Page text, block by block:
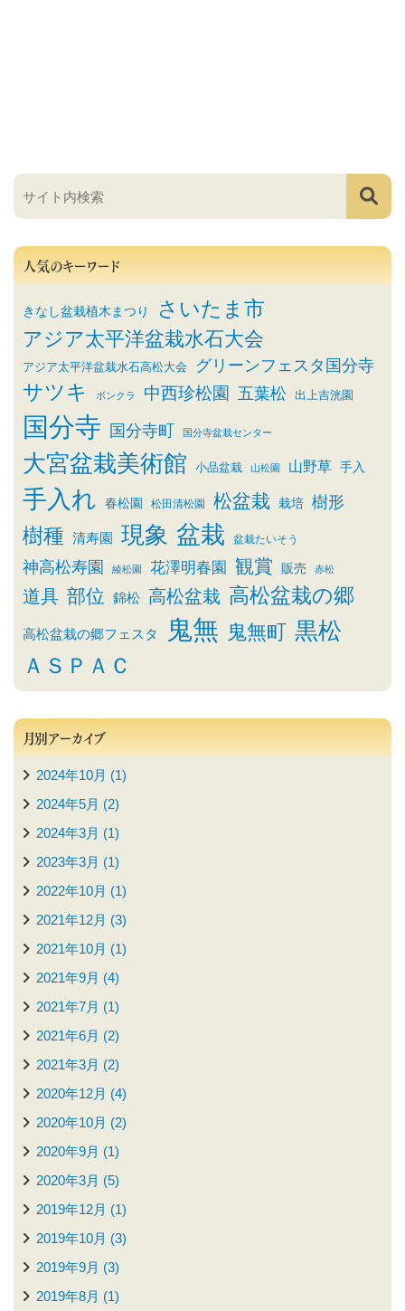
人気のキーワード
きなし盆栽植木まつり さいたま市
アジア太平洋盆栽水石大会
アジア太平洋盆栽水石高松大会 グリーンフェスタ国分寺
サツキ ボンクラ 中西珍松園 五葉松 出上吉洸園
国分寺 国分寺町 国分寺盆栽センター
大宮盆栽美術館 小品盆栽 山松園 山野草 手入
手入れ 春松園 松田清松園 松盆栽 栽培 樹形
樹種 清寿園 現象 盆栽 盆栽たいそう
神高松寿園 綾松園 花澤明春園 観賞 販売 赤松
道具 部位 錦松 高松盆栽 高松盆栽の郷
高松盆栽の郷フェスタ 鬼無 鬼無町 黒松
ＡＳＰＡＣ
月別アーカイブ
2024年10月 (1)
2024年5月 (2)
2024年3月 (1)
2023年3月 (1)
2022年10月 (1)
2021年12月 (3)
2021年10月 (1)
2021年9月 (4)
2021年7月 (1)
2021年6月 (2)
2021年3月 (2)
2020年12月 (4)
2020年10月 (2)
2020年9月 (1)
2020年3月 (5)
2019年12月 (1)
2019年10月 (3)
2019年9月 (3)
2019年8月 (1)